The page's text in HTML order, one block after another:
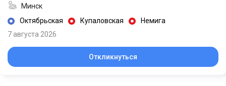
Минск
Октябрьская
Купаловская
Немига
7 августа 2026
Откликнуться